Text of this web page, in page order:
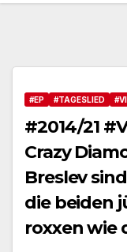
#EP #TAGESLIED
#2014/21
Crazy
Breslev
die beiden
roxxen wie